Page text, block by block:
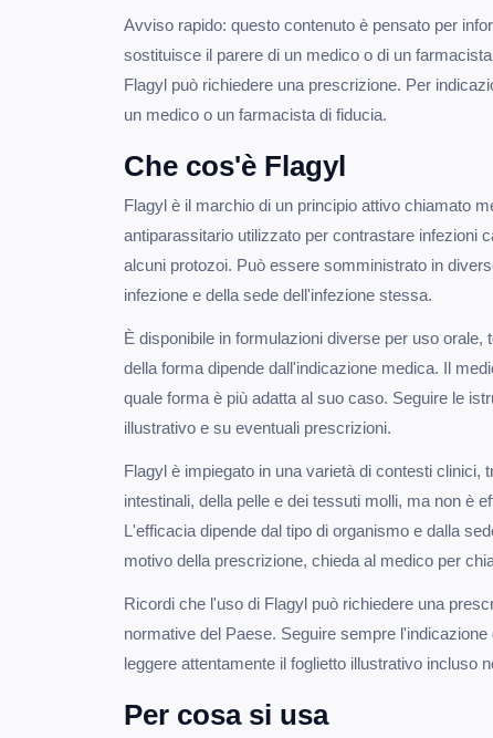
Avviso rapido: questo contenuto è pensato per
sostituisce il parere di un medico o di un
Flagyl può richiedere una prescrizione. Per
un medico o un farmacista di fiducia.
Che cos'è Flagyl
Flagyl è il marchio di un principio attivo chiamato
antiparassitario utilizzato per contrastare infezioni
alcuni protozoi. Può essere somministrato in
infezione e della sede dell'infezione stessa.
È disponibile in formulazioni diverse per uso orale,
della forma dipende dall'indicazione medica. Il
quale forma è più adatta al suo caso. Seguire le
illustrativo e su eventuali prescrizioni.
Flagyl è impiegato in una varietà di contesti clinici,
intestinali, della pelle e dei tessuti molli, ma non è
L'efficacia dipende dal tipo di organismo e dalla
motivo della prescrizione, chieda al medico per
Ricordi che l'uso di Flagyl può richiedere una
normative del Paese. Seguire sempre
leggere attentamente il foglietto illustrativo incluso
Per cosa si usa